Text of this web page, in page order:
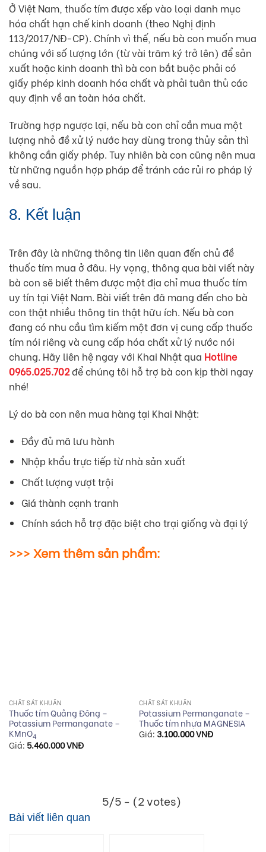
Ở Việt Nam, thuốc tím được xếp vào loại danh mục
hóa chất hạn chế kinh doanh (theo Nghị định
113/2017/NĐ-CP). Chính vì thế, nếu bà con muốn mua
chúng với số lượng lớn (từ vài trăm ký trở lên) để sản
xuất hoặc kinh doanh thì bà con bắt buộc phải có
giấy phép kinh doanh hóa chất và phải tuân thủ các
quy định về an toàn hóa chất.
Trường hợp ngược lại, nếu bà con chỉ cần mua một
lượng nhỏ đề xử lý nước hay dùng trong thủy sản thì
không cần giấy phép. Tuy nhiên bà con cũng nên mua
từ những nguồn hợp pháp để tránh các rủi ro pháp lý
về sau.
8. Kết luận
Trên đây là những thông tin liên quan đến chủ đề
thuốc tím mua ở đâu. Hy vọng, thông qua bài viết này
bà con sẽ biết thêm được một địa chỉ mua thuốc tím
uy tín tại Việt Nam. Bài viết trên đã mang đến cho bà
con thật nhiều thông tin thật hữu ích. Nếu bà con
đang có nhu cầu tìm kiếm một đơn vị cung cấp thuốc
tím nói riêng và cung cấp hóa chất xử lý nước nói
chung. Hãy liên hệ ngay với Khai Nhật qua Hotline
0965.025.702để chúng tôi hỗ trợ bà con kịp thời ngay
nhé!
Lý do bà con nên mua hàng tại Khai Nhật:
Đầy đủ mã lưu hành
Nhập khẩu trực tiếp từ nhà sản xuất
Chất lượng vượt trội
Giá thành cạnh tranh
Chính sách hỗ trợ đặc biệt cho trại giống và đại lý
>>> Xem thêm sản phẩm:
CHẤT SÁT KHUẨN
Thuốc tím Quảng Đông –
Potassium Permanganate –
KMnO4
Giá: 5.460.000VNĐ
CHẤT SÁT KHUẨN
Potassium Permanganate –
Thuốc tím nhựa MAGNESIA
Giá: 3.100.000VNĐ
5/5 - (2 votes)
Bài viết liên quan